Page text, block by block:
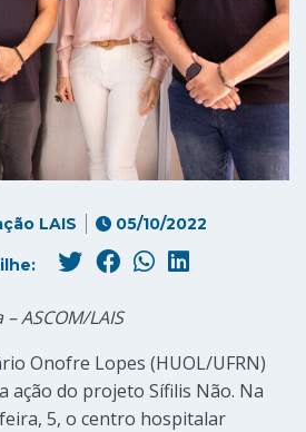
LAIS 05/10/2022
ASCOM/LAIS
Onofre Lopes (HUOL/UFRN)
ação do projeto Sífilis Não. Na
5, o centro hospitalar